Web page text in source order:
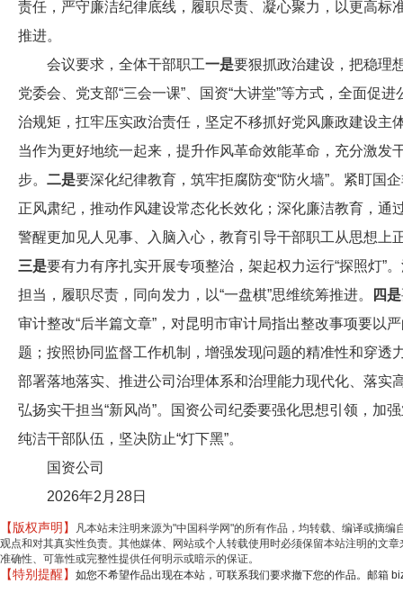
责任，严守廉洁纪律底线，履职尽责、凝心聚力，以更高
推进。
会议要求，全体干部职工一是要狠抓政治建设，把稳理
党委会、党支部“三会一课”、国资“大讲堂”等方式，全面促
治规矩，扛牢压实政治责任，坚定不移抓好党风廉政建设主
当作为更好地统一起来，提升作风革命效能革命，充分激发
步。 二是要深化纪律教育，筑牢拒腐防变“防火墙”。紧盯国
正风肃纪，推动作风建设常态化长效化；深化廉洁教育，
警醒更加见人见事、入脑入心，教育引导干部职工从思想
三是要有力有序扎实开展专项整治，架起权力运行“探照灯”
担当，履职尽责，同向发力，以“一盘棋”思维统筹推进。
四是
审计整改“后半篇文章”，对昆明市审计局指出整改事项要以
题；按照协同监督工作机制，增强发现问题的精准性和穿
部署落地落实、推进公司治理体系和治理能力现代化、落实
弘扬实干担当“新风尚”。国资公司纪委要强化思想引领，加
纯洁干部队伍，坚决防止“灯下黑”。
国资公司
2026年2月28日
【版权声明】
凡本站未注明来源为"中国科学网"的所有作品，均转载、编译或摘
观点和对其真实性负责。其他媒体、网站或个人转载使用时必须保留本站注明的文
准确性、可靠性或完整性提供任何明示或暗示的保证。
【特别提醒】 如您不希望作品出现在本站，可联系我们要求撤下您的作品。邮箱